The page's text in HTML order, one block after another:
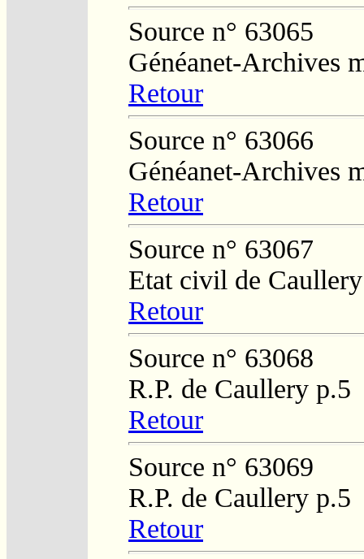
Source n° 63065
Généanet-Archives
Retour
Source n° 63066
Généanet-Archives
Retour
Source n° 63067
Etat civil de
Retour
Source n° 63068
R.P. de Caullery p.5
Retour
Source n° 63069
R.P. de Caullery p.5
Retour